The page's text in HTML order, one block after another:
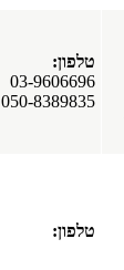
טלפון:
03-9606696
050-8389835
טלפון: